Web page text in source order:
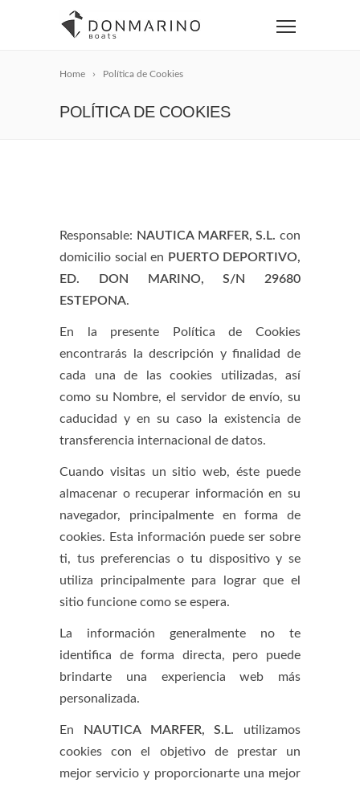
Home Política de Cookies
POLÍTICA DE COOKIES
Responsable: NAUTICA MARFER, S.L. con
domicilio social en PUERTO DEPORTIVO,
ED. DON MARINO, S/N 29680
ESTEPONA.
En la presente Política de Cookies
encontrarás la descripción y finalidad de
cada una de las cookies utilizadas, así
como su Nombre, el servidor de envío, su
caducidad y en su caso la existencia de
transferencia internacional de datos.
Cuando visitas un sitio web, éste puede
almacenar o recuperar información en su
navegador, principalmente en forma de
cookies. Esta información puede ser sobre
ti, tus preferencias o tu dispositivo y se
utiliza principalmente para lograr que el
sitio funcione como se espera.
La información generalmente no te
identifica de forma directa, pero puede
brindarte una experiencia web más
personalizada.
En NAUTICA MARFER, S.L. utilizamos
cookies con el objetivo de prestar un
mejor servicio y proporcionarte una mejor